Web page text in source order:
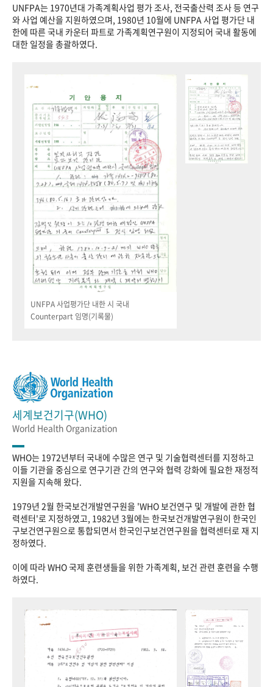
UNFPA는 1970년대 가족계획사업 평가 조사, 전국출산력 조사 등 연구
와 사업 예산을 지원하였으며, 1980년 10월에 UNFPA 사업 평가단 내
한에 따른 국내 카운터 파트로 가족계획연구원이 지정되어 국내 활동에
대한 일정을 총괄하였다.
UNFPA 사업평가단 내한 시 국내
Counterpart 임명(기록물)
세계보건기구(WHO)
World Health Organization
WHO는 1972년부터 국내에 수많은 연구 및 기술협력센터를 지정하고
이들 기관을 중심으로 연구기관 간의 연구와 협력 강화에 필요한 재정적
지원을 지속해 왔다.
1979년 2월 한국보건개발연구원을 'WHO 보건연구 및 개발에 관한 협
력센터'로 지정하였고, 1982년 3월에는 한국보건개발연구원이 한국인
구보건연구원으로 통합되면서 한국인구보건연구원을 협력센터로 재 지
정하였다.
이에 따라 WHO 국제 훈련생들을 위한 가족계획, 보건 관련 훈련을 수행
하였다.